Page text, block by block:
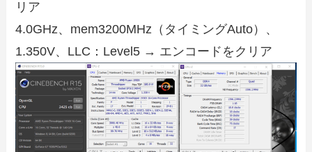
リア
4.0GHz、mem3200MHz（タイミングAuto）、
1.350V、LLC：Level5 → エンコードをクリア